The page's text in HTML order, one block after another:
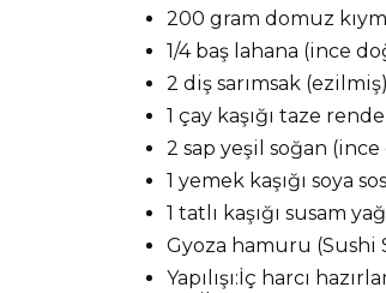
200 gram domuz
1/4 baş lahana (ince
2 diş sarımsak (ezilmiş)
1 çay kaşığı taze
2 sap yeşil soğan (ince
1 yemek kaşığı soya
1 tatlı kaşığı susam
Gyoza hamuru
Yapılışı:İç harcı